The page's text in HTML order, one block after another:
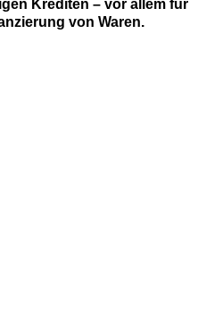
Krediten – vor allem für
von Waren.